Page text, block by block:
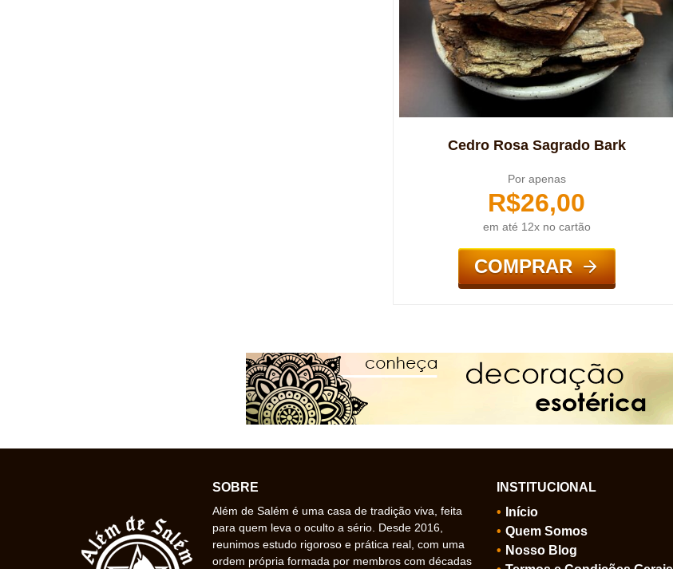
Cedro Rosa Sagrado Bark
Por apenas
R$26,00
em até 12x no cartão
COMPRAR
SOBRE
Além de Salém é uma casa de tradição viva, feita
para quem leva o oculto a sério. Desde 2016,
reunimos estudo rigoroso e prática real, com uma
ordem própria formada por membros com décadas
INSTITUCIONAL
Início
Quem Somos
Nosso Blog